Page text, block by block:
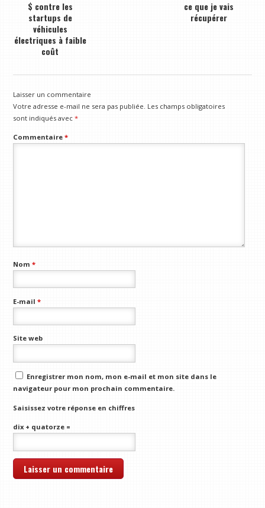
$ contre les
startups de
véhicules
électriques à faible
coût
ce que je vais
récupérer
Laisser un commentaire
Votre adresse e-mail ne sera pas publiée. Les champs obligatoires
sont indiqués avec*
Commentaire*
Nom*
E-mail*
Site web
Enregistrer mon nom, mon e-mail et mon site dans le
navigateur pour mon prochain commentaire.
Saisissez votre réponse en chiffres
dix + quatorze =